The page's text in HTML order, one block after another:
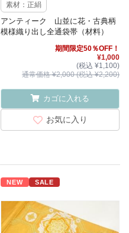
素材：正絹
アンティーク 山並に花・古典柄
模様織り出し全通袋帯（材料）
期間限定50％OFF！
¥1,000
(税込 ¥1,100)
通常価格 ¥2,000 (税込 ¥2,200)
カゴに入れる
お気に入り
NEW SALE